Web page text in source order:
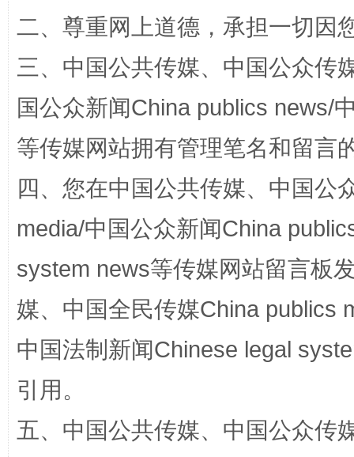
漫山遍野的桃花与雪山、麦地、白藏房
二、尊重网上道德，承担一切因
三、中国公共传媒、中国公众传
国公众新闻China publics news/
等传媒网站拥有管理笔名和留言
四、您在中国公共传媒、中国公
media/中国公众新闻China
system news等传媒网站留言板
媒、中国全民传媒China publics
中国法制新闻Chinese legal
引用。
五、中国公共传媒、中国公众传